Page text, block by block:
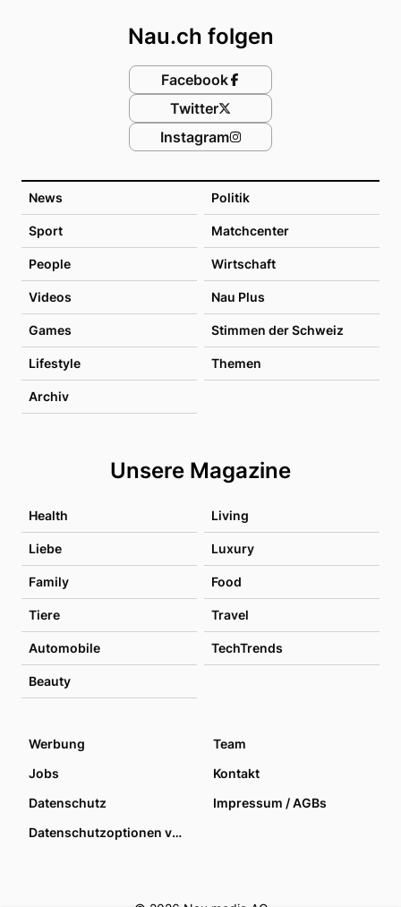
News Politik
Sport Matchcenter
People Wirtschaft
Videos Nau Plus
Games Stimmen der Schweiz
Lifestyle Themen
Archiv
Unsere Magazine
Health Living
Liebe Luxury
Family Food
Tiere Travel
Automobile TechTrends
Beauty
Nau.ch folgen
Facebook
Twitter
Instagram
Werbung
Team
Jobs
Kontakt
Datenschutz
Impressum / AGBs
Datenschutzoptionen verwalten